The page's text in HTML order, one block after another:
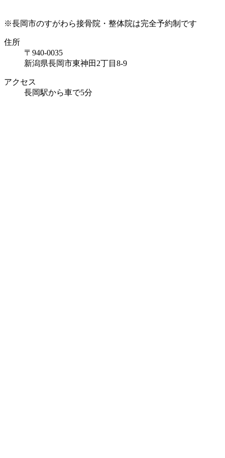
※長岡市のすがわら接骨院・整体院は完全予約制です
住所
〒940-0035
新潟県長岡市東神田2丁目8-9
アクセス
長岡駅から車で5分